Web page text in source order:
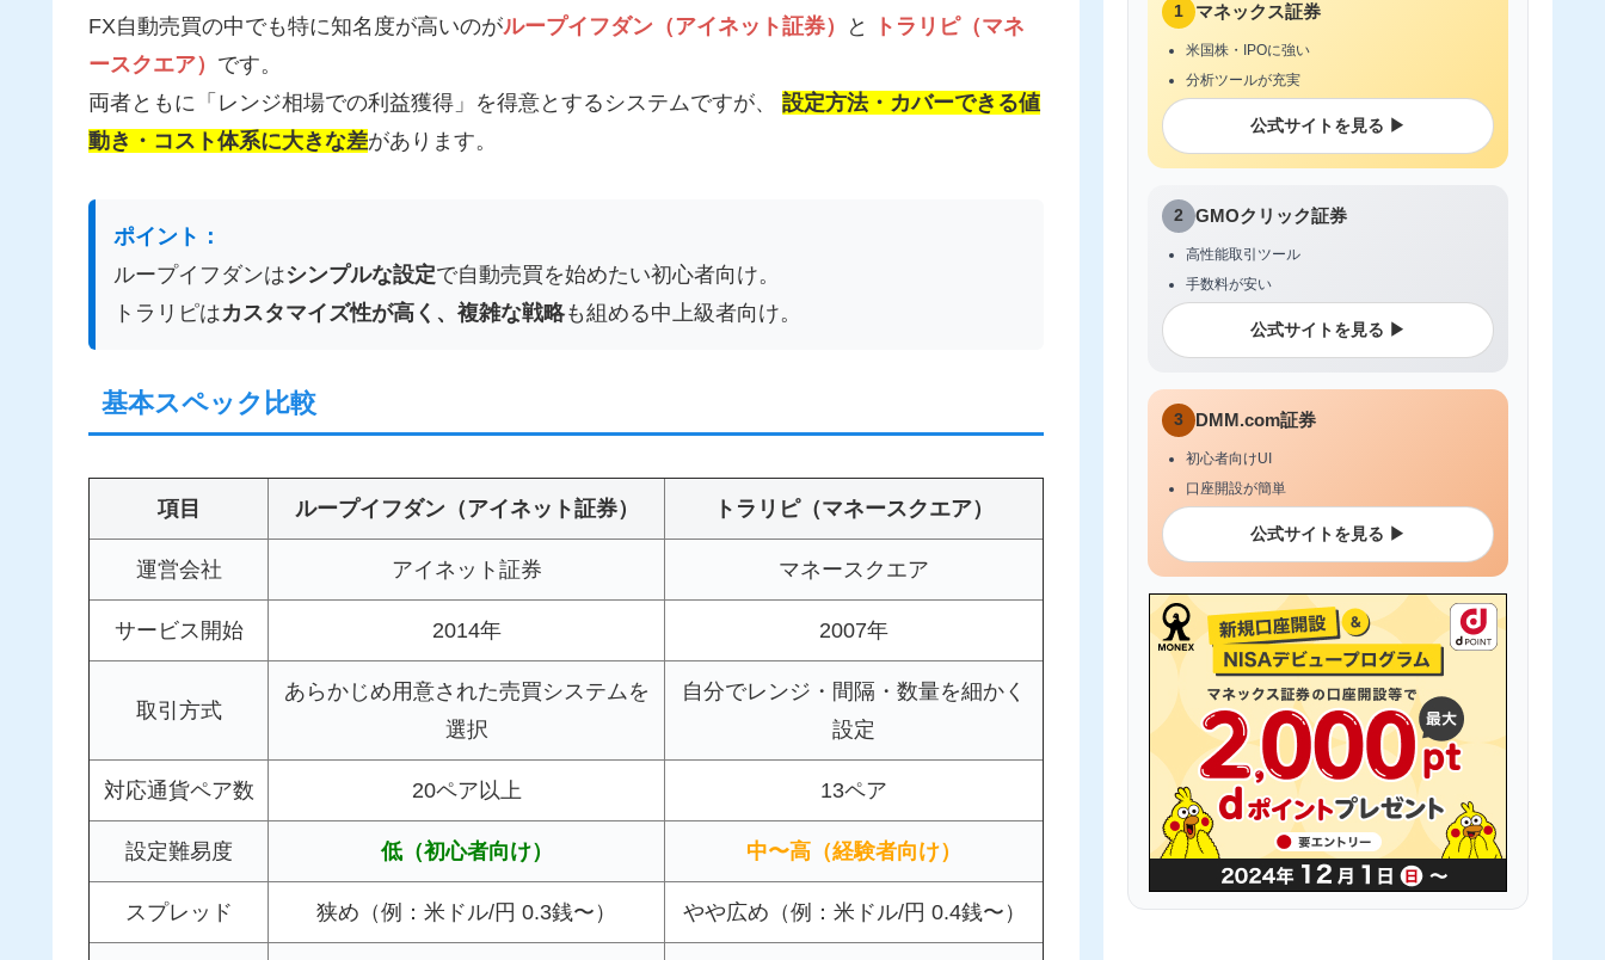
FX自動売買の中でも特に知名度が高いのがループイフダン（アイネット証券） と
トラリピ（マネ
ースクエア） です。
両者ともに「レンジ相場での利益獲得」を得意とするシステムですが、 設定方法・カバーできる値
動き・コスト体系に大きな差があります。
ポイント：
ループイフダンはシンプルな設定で自動売買を始めたい初心者向け。
トラリピはカスタマイズ性が高く、複雑な戦略も組める中上級者向け。
基本スペック比較
項目 ループイフダン（アイネット証券） トラリピ（マネースクエア）
運営会社 アイネット証券 マネースクエア
サービス開始 2014年 2007年
取引方式
あらかじめ用意された売買システムを
選択
自分でレンジ・間隔・数量を細かく
設定
対応通貨ペア数 20ペア以上 13ペア
設定難易度 低（初心者向け） 中〜高（経験者向け）
スプレッド 狭め（例：米ドル/円 0.3銭〜） やや広め（例：米ドル/円 0.4銭〜）
1 マネックス証券
米国株・IPOに強い
分析ツールが充実
公式サイトを見る ▶
2 GMOクリック証券
高性能取引ツール
手数料が安い
公式サイトを見る ▶
3 DMM.com証券
初心者向けUI
口座開設が簡単
公式サイトを見る ▶